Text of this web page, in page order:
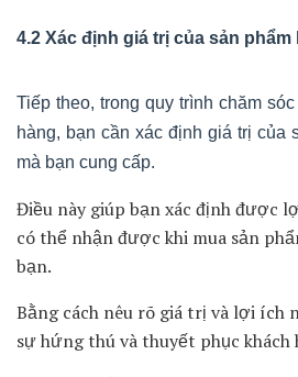
trọng trong quy trình chăm sóc
hàng và cung cấp một số dẫn
chứng cho tính hiệu quả của quy
4.1 Nghiên cứu và hiểu khách
Bước đầu tiên trong quy trình
bán hàng là nghiên cứu và hiểu rõ
Điều này bao gồm việc tìm hiểu về
sở thích, nhu cầu và mong muốn